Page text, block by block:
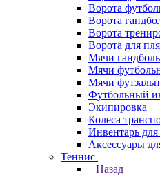
Ворота
Ворота
Ворота
Ворота для
Мячи
Мячи
Мячи
Футбольный
Экипировка
Колеса
Инвентарь
Аксессуары
Теннис
Назад